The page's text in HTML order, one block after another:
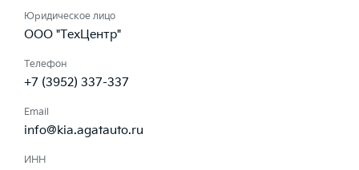
Юридическое лицо
ООО "ТехЦентр"
Телефон
+7 (3952) 337-337
Email
info@kia.agatauto.ru
ИНН